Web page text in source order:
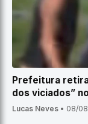
Prefeitura
dos viciados”
Lucas Neves • 08/